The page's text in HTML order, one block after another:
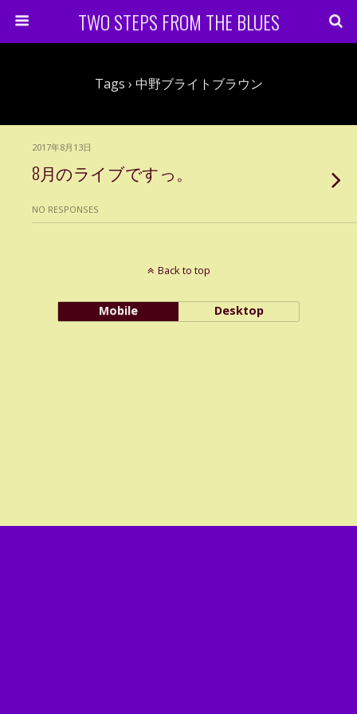
TWO STEPS FROM THE BLUES
Tags › 中野ブライトブラウン
2017年8月13日
8月のライブですっ。
NO RESPONSES
Back to top
Mobile Desktop